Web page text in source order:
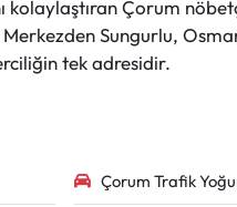
kolaylaştıran Çorum
Sungurlu,
tek adresidir.
Çorum Trafik